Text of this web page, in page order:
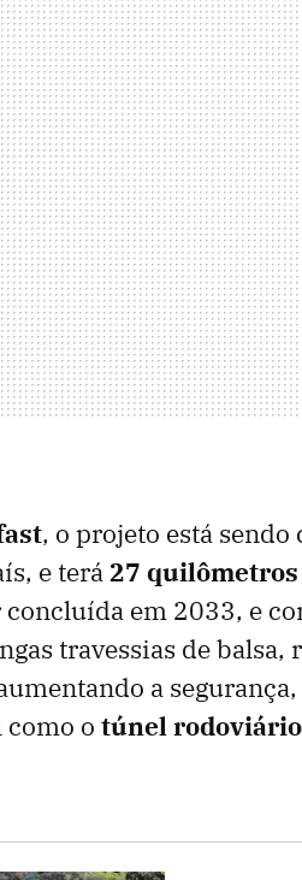
, o projeto está
e terá27
em 2033, e
travessias de
a
o túnel